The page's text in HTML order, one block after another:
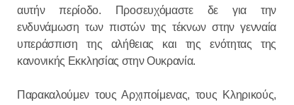
αυτήν περίοδο. Προσευχόμαστε δε για την
ενδυνάμωση των πιστών της τέκνων στην γενναία
υπεράσπιση της αλήθειας και της ενότητας της
κανονικής Εκκλησίας στην Ουκρανία.
Παρακαλούμεν τους Αρχιποίμενας, τους Κληρικούς,